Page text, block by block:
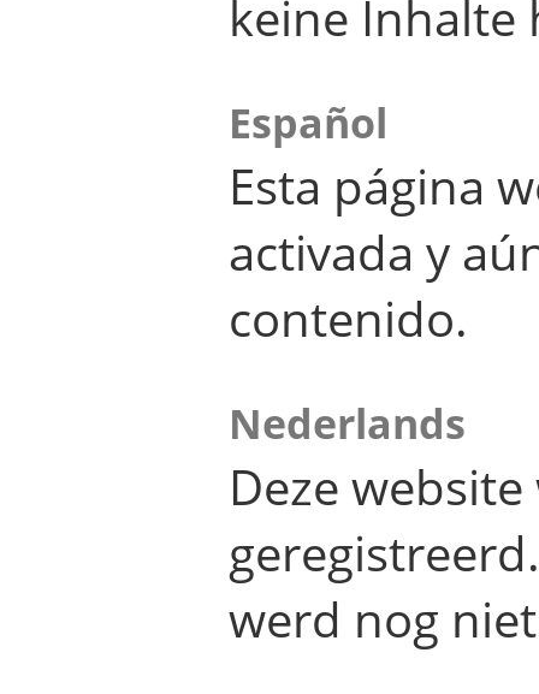
keine Inhalte
Español
Esta página
activada y
contenido.
Nederlands
Deze
werd nog